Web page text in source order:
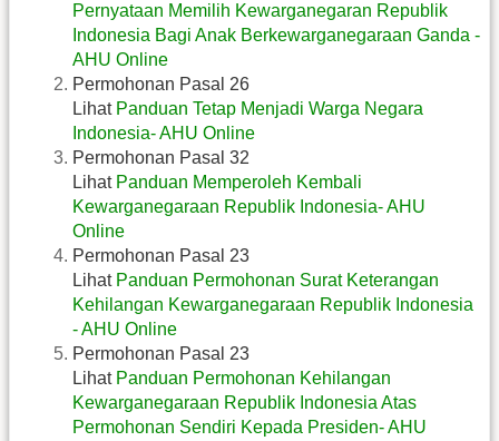
Pernyataan Memilih Kewarganegaran Republik
Indonesia Bagi Anak Berkewarganegaraan Ganda -
AHU Online
Permohonan Pasal 26
Lihat Panduan Tetap Menjadi Warga Negara
Indonesia- AHU Online
Permohonan Pasal 32
Lihat Panduan Memperoleh Kembali
Kewarganegaraan Republik Indonesia- AHU
Online
Permohonan Pasal 23
Lihat Panduan Permohonan Surat Keterangan
Kehilangan Kewarganegaraan Republik Indonesia
- AHU Online
Permohonan Pasal 23
Lihat Panduan Permohonan Kehilangan
Kewarganegaraan Republik Indonesia Atas
Permohonan Sendiri Kepada Presiden- AHU